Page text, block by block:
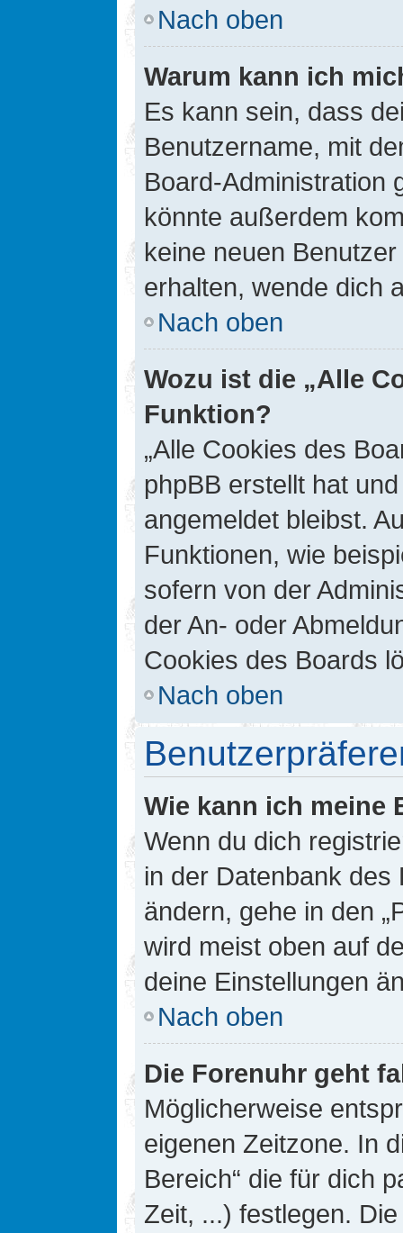
Nach oben
Warum kann ich
Es kann sein, dass
Benutzername, mit
Board-Administration
könnte außerdem
keine neuen
erhalten, wende dich
Nach oben
Wozu ist die „Alle
Funktion?
„Alle Cookies des
phpBB erstellt hat
angemeldet bleibst.
Funktionen, wie
sofern von der
der An- oder
Cookies des Boards
Nach oben
Wie kann ich meine
Wenn du dich
in der Datenbank
ändern, gehe in den
wird meist oben auf
deine Einstellungen
Nach oben
Die Forenuhr geht
Möglicherweise
eigenen Zeitzone. In
Bereich“ die für dich
Zeit, ...) festlegen.